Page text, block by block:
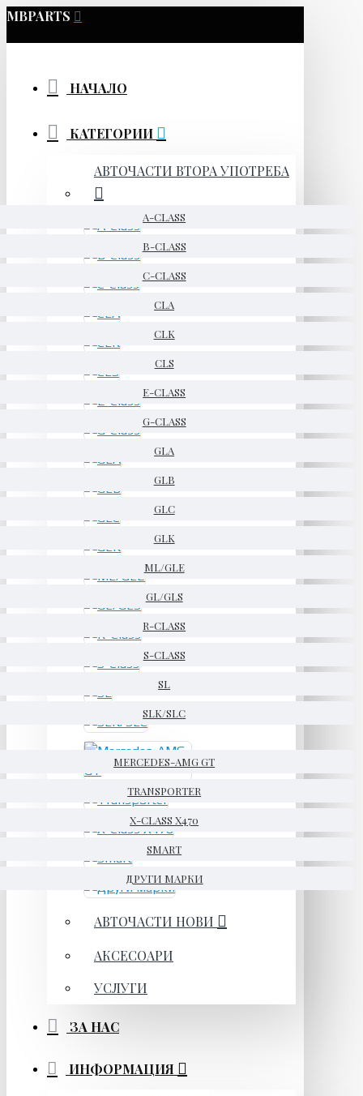
MBPARTS
НАЧАЛО
КАТЕГОРИИ
АВТОЧАСТИ ВТОРА УПОТРЕБА
A-CLASS
B-CLASS
C-CLASS
CLA
CLK
CLS
E-CLASS
G-CLASS
GLA
GLB
GLC
GLK
ML/GLE
GL/GLS
R-CLASS
S-CLASS
SL
SLK/SLC
MERCEDES-AMG GT
TRANSPORTER
X-CLASS X470
SMART
ДРУГИ МАРКИ
АВТОЧАСТИ НОВИ
АКСЕСОАРИ
УСЛУГИ
ЗА НАС
ИНФОРМАЦИЯ